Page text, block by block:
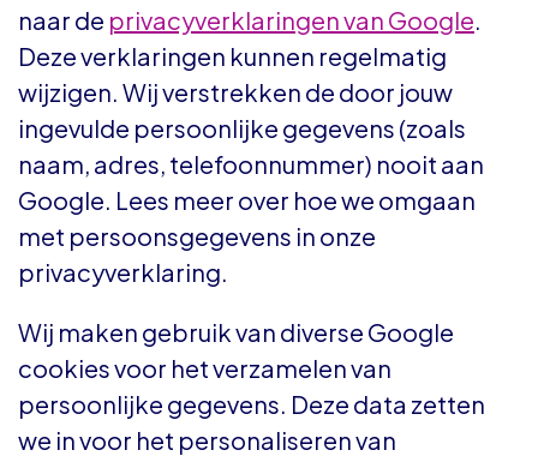
naar de privacyverklaringen van Google.
Deze verklaringen kunnen regelmatig
wijzigen. Wij verstrekken de door jouw
ingevulde persoonlijke gegevens (zoals
naam, adres, telefoonnummer) nooit aan
Google. Lees meer over hoe we omgaan
met persoonsgegevens in onze
privacyverklaring.
Wij maken gebruik van diverse Google
cookies voor het verzamelen van
persoonlijke gegevens. Deze data zetten
we in voor het personaliseren van